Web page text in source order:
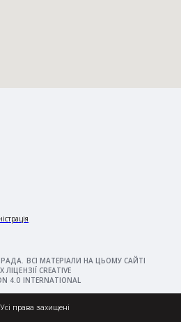
ВСІ МАТЕРІАЛИ НА ЦЬОМУ САЙТІ
CREATIVE
4.0 INTERNATIONAL
права захищені